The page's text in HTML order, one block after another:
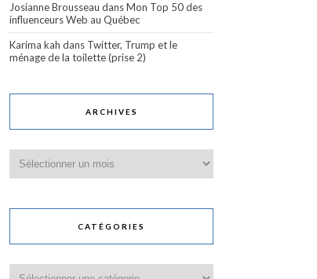
Josianne Brousseau dansMon Top 50 des
influenceurs Web au Québec
Karima kah dans Twitter, Trump et le
ménage de la toilette (prise 2)
ARCHIVES
CATÉGORIES